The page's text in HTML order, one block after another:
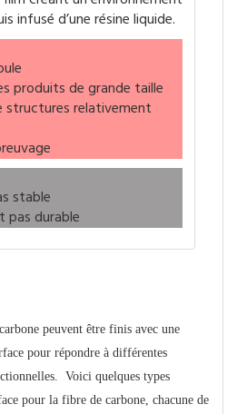
infusé d’une résine liquide.
produits de grande taille
structures relativement
stable
pas durable
peuvent être finis avec une
pour répondre à différentes
Voici quelques types
pour la fibre de carbone, chacune de